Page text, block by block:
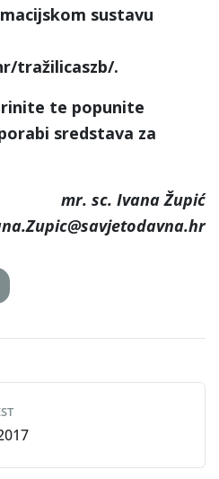
sustavu
tražilicaszb/.
te popunite
sredstava za
mr. sc. Ivana Župić